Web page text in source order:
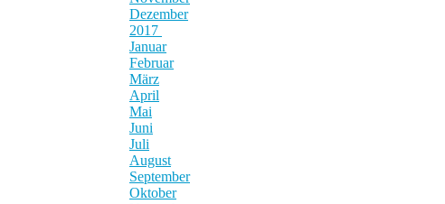
Dezember
2017
Januar
Februar
März
April
Mai
Juni
Juli
August
September
Oktober